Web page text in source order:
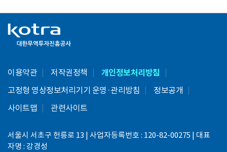
이용약관 저작권정책 개인정보처리방침
고정형 영상정보처리기기 운영·관리방침
정보공개
사이트맵
관련사이트
서울시 서초구 헌릉로 13 | 사업자등록번호 : 120-82-00275 | 대표
자명 : 강경성